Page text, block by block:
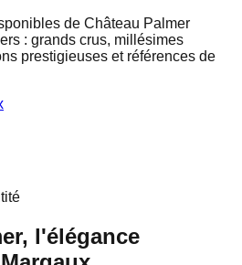
de Château Palmer
: grands crus, millésimes
prestigieuses et références de
l'élégance